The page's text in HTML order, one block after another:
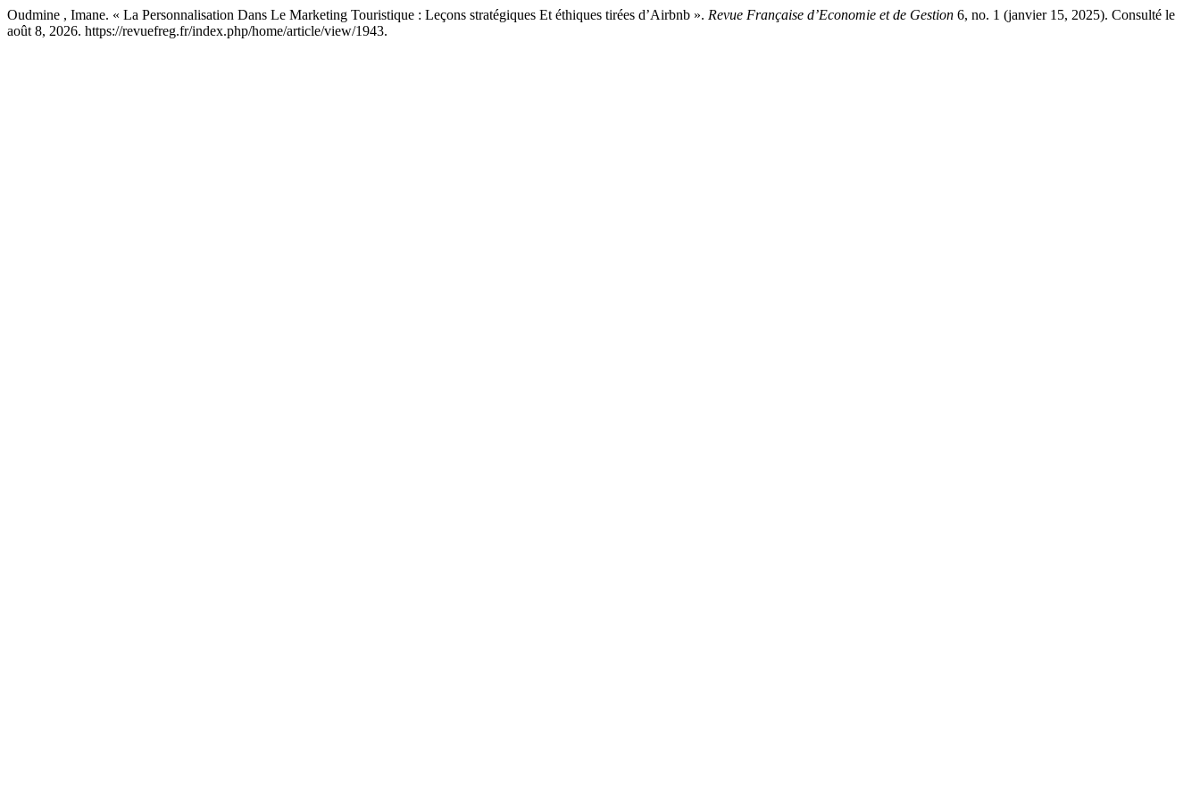
Oudmine , Imane. « La Personnalisation Dans Le Marketing Touristique : Leçons stratégiques Et éthiques tirées d’Airbnb ». Revue Française d’Economie et de Gestion 6, no. 1 (janvier 15, 2025). Consulté le
août 8, 2026. https://revuefreg.fr/index.php/home/article/view/1943.